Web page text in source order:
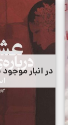
در انبار